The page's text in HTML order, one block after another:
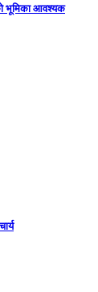
भूमिका आवश्यक